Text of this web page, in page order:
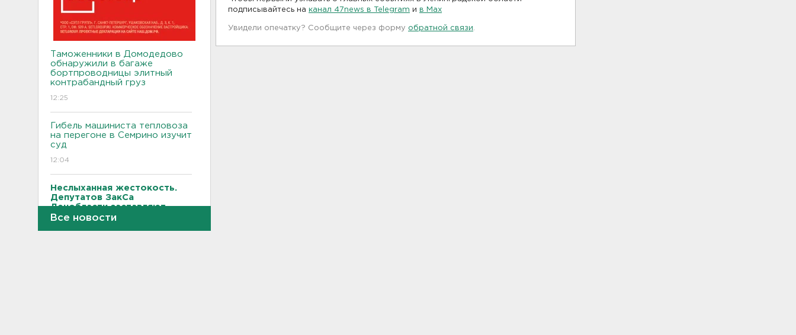
Таможенники в Домодедово
обнаружили в багаже
бортпроводницы элитный
контрабандный груз
12:25
Гибель машиниста тепловоза
на перегоне в Семрино изучит
суд
12:04
Неслыханная жестокость.
Депутатов ЗакСа
Ленобласти заставляют
выйти на работу в августе
11:43
Все новости
подписывайтесь на канал 47news в Telegram и в Maх
Увидели опечатку? Сообщите через форму обратной связи